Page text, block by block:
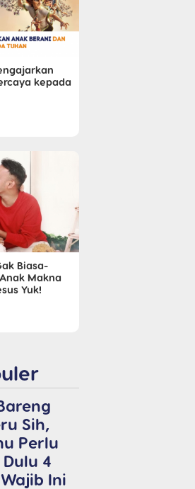
kepada
Biasa-
Makna
Yuk!
Sih,
Perlu
4
Ini